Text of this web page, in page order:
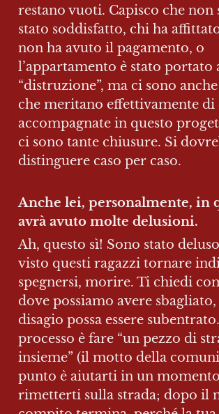
restano vuoti. Capisco che non
stato soddisfatto, chi ha
non ha avuto il pagamento, o
l’appartamento è stato portato
“distruzione”, ma ci sono
che meritano effettivamente di
accompagnate in questo
ci sono tante chiusure. Si
distinguere caso per caso.
Anche lei, personalmente, in
avrà avuto molte delusioni.
Ah, questo sì! Sono stato
visto questi ragazzi tornare
spegnersi, morire. Ti chiedi
dove possiamo avere
disagio possa essere
processo è fare “un pezzo di
insieme” (il motto della
punto è aiutarti in un
rimetterti sulla strada; dopo il